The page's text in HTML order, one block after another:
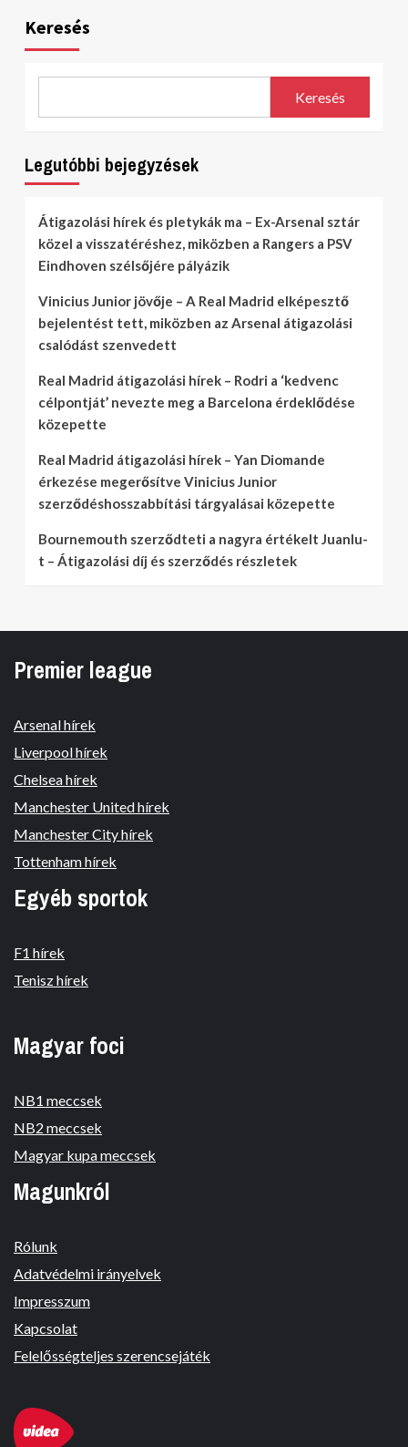
Keresés
Keresés
Legutóbbi bejegyzések
Átigazolási hírek és pletykák ma – Ex-Arsenal sztár
közel a visszatéréshez, miközben a Rangers a PSV
Eindhoven szélsőjére pályázik
Vinicius Junior jövője – A Real Madrid elképesztő
bejelentést tett, miközben az Arsenal átigazolási
csalódást szenvedett
Real Madrid átigazolási hírek – Rodri a ‘kedvenc
célpontját’ nevezte meg a Barcelona érdeklődése
közepette
Real Madrid átigazolási hírek – Yan Diomande
érkezése megerősítve Vinicius Junior
szerződéshosszabbítási tárgyalásai közepette
Bournemouth szerződteti a nagyra értékelt Juanlu-
t – Átigazolási díj és szerződés részletek
Premier league
Arsenal hírek
Liverpool hírek
Chelsea hírek
Manchester United hírek
Manchester City hírek
Tottenham hírek
Egyéb sportok
F1 hírek
Tenisz hírek
Magyar foci
NB1 meccsek
NB2 meccsek
Magyar kupa meccsek
Magunkról
Rólunk
Adatvédelmi irányelvek
Impresszum
Kapcsolat
Felelősségteljes szerencsejáték